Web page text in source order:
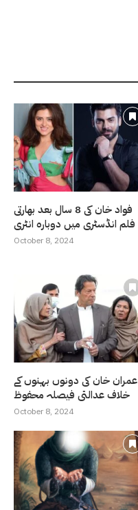
فواد خان کی 8 سال بعد بھارتی
فلم انڈسٹری میں دوبارہ انٹری
October 8, 2024
عمران خان کی دونوں بہنوں کے
خلاف عدالتی فیصلہ محفوظ
October 8, 2024